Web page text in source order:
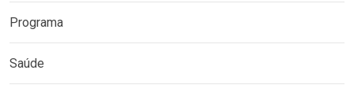
Programa
Saúde